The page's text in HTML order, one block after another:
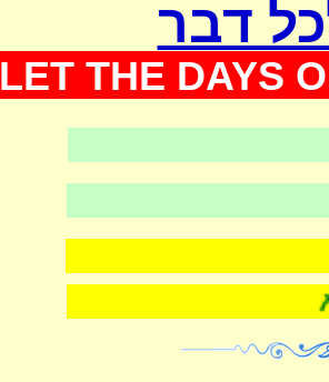
דבר
LET THE DAYS